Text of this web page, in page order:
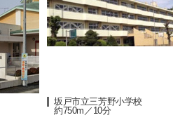
坂戸市立三芳野小学校
約750m／10分